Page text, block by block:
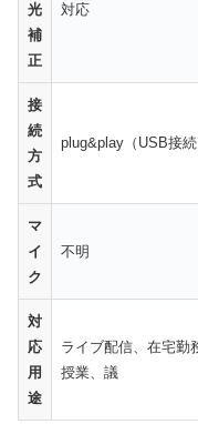
光
補
正
対応
接
続
方
式
plug&play（USB接続
マ
イ
ク
不明
対
応
用
途
ライブ配信、在宅勤
授業、議